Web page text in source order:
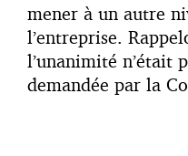
mener à un autre
l’entreprise.
l’unanimité n’était
demandée par la